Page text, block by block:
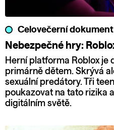
Celovečerní dokument
Nebezpečné hry:
Herní platforma Roblox je
primárně dětem. Skrývá
sexuální predátory. Tři
poukazovat na tato rizika
digitálním světě.